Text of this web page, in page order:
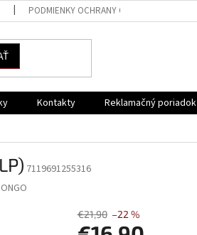
PODMIENKY OCHRANY OSOBNÝCH ÚDAJOV
Kontakty Reklamačný poriadok
7119691255316
€21,90 –22 %